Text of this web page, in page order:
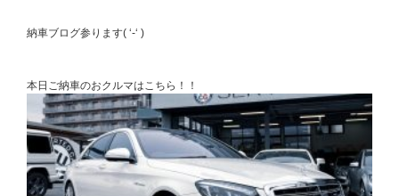
納車ブログ参ります( ‘-‘ )
本日ご納車のおクルマはこちら！！